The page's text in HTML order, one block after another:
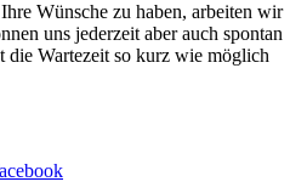
Wünsche zu haben, arbeiten wir
uns jederzeit aber auch spontan
die Wartezeit so kurz wie möglich